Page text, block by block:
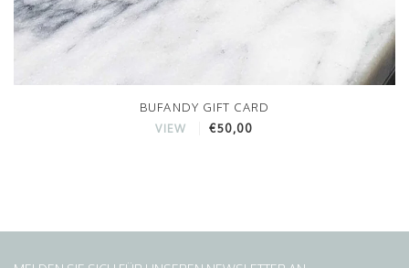
BUFANDY GIFT CARD
VIEW €50,00